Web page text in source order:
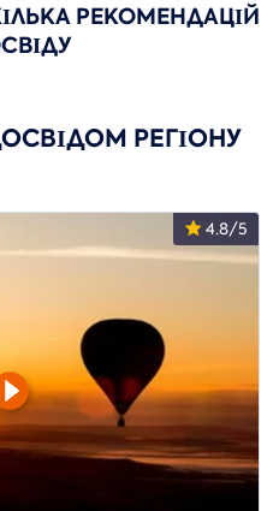
РЕКОМЕНДАЦІЙ
РЕГІОНУ
4.8/5